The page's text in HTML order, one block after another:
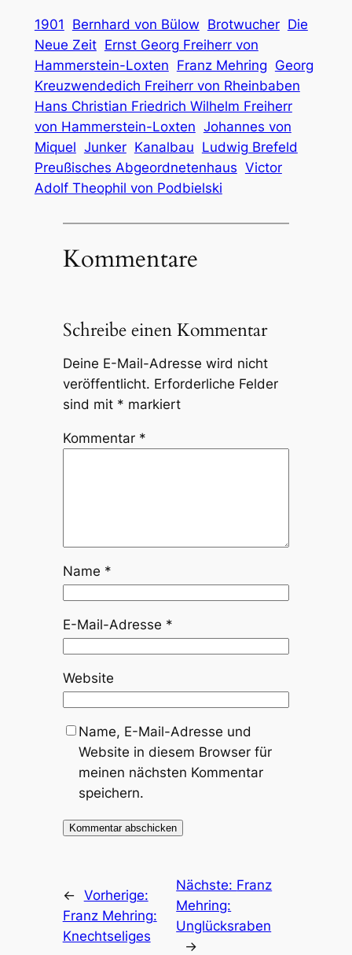
1901 Bernhard von Bülow Brotwucher Die
Neue Zeit Ernst Georg Freiherr von
Hammerstein-Loxten Franz Mehring Georg
Kreuzwendedich Freiherr von Rheinbaben
Hans Christian Friedrich Wilhelm Freiherr
von Hammerstein-Loxten Johannes von
Miquel Junker Kanalbau Ludwig Brefeld
Preußisches Abgeordnetenhaus Victor
Adolf Theophil von Podbielski
Kommentare
Schreibe einen Kommentar
Deine E-Mail-Adresse wird nicht
veröffentlicht. Erforderliche Felder
sind mit * markiert
Kommentar *
Name *
E-Mail-Adresse *
Website
Name, E-Mail-Adresse und
Website in diesem Browser für
meinen nächsten Kommentar
speichern.
← Vorherige:
Franz Mehring:
Knechtseliges
Nächste: Franz
Mehring:
Unglücksraben
→